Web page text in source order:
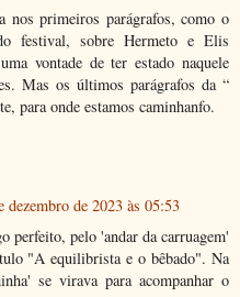
nos primeiros parágrafos, como o
festival, sobre Hermeto e Elis
vontade de ter estado naquele
Mas os últimos parágrafos da “
para onde estamos caminhanfo.
dezembro de 2023 às 05:53
perfeito, pelo 'andar da carruagem'
"A equilibrista e o bêbado". Na
se virava para acompanhar o